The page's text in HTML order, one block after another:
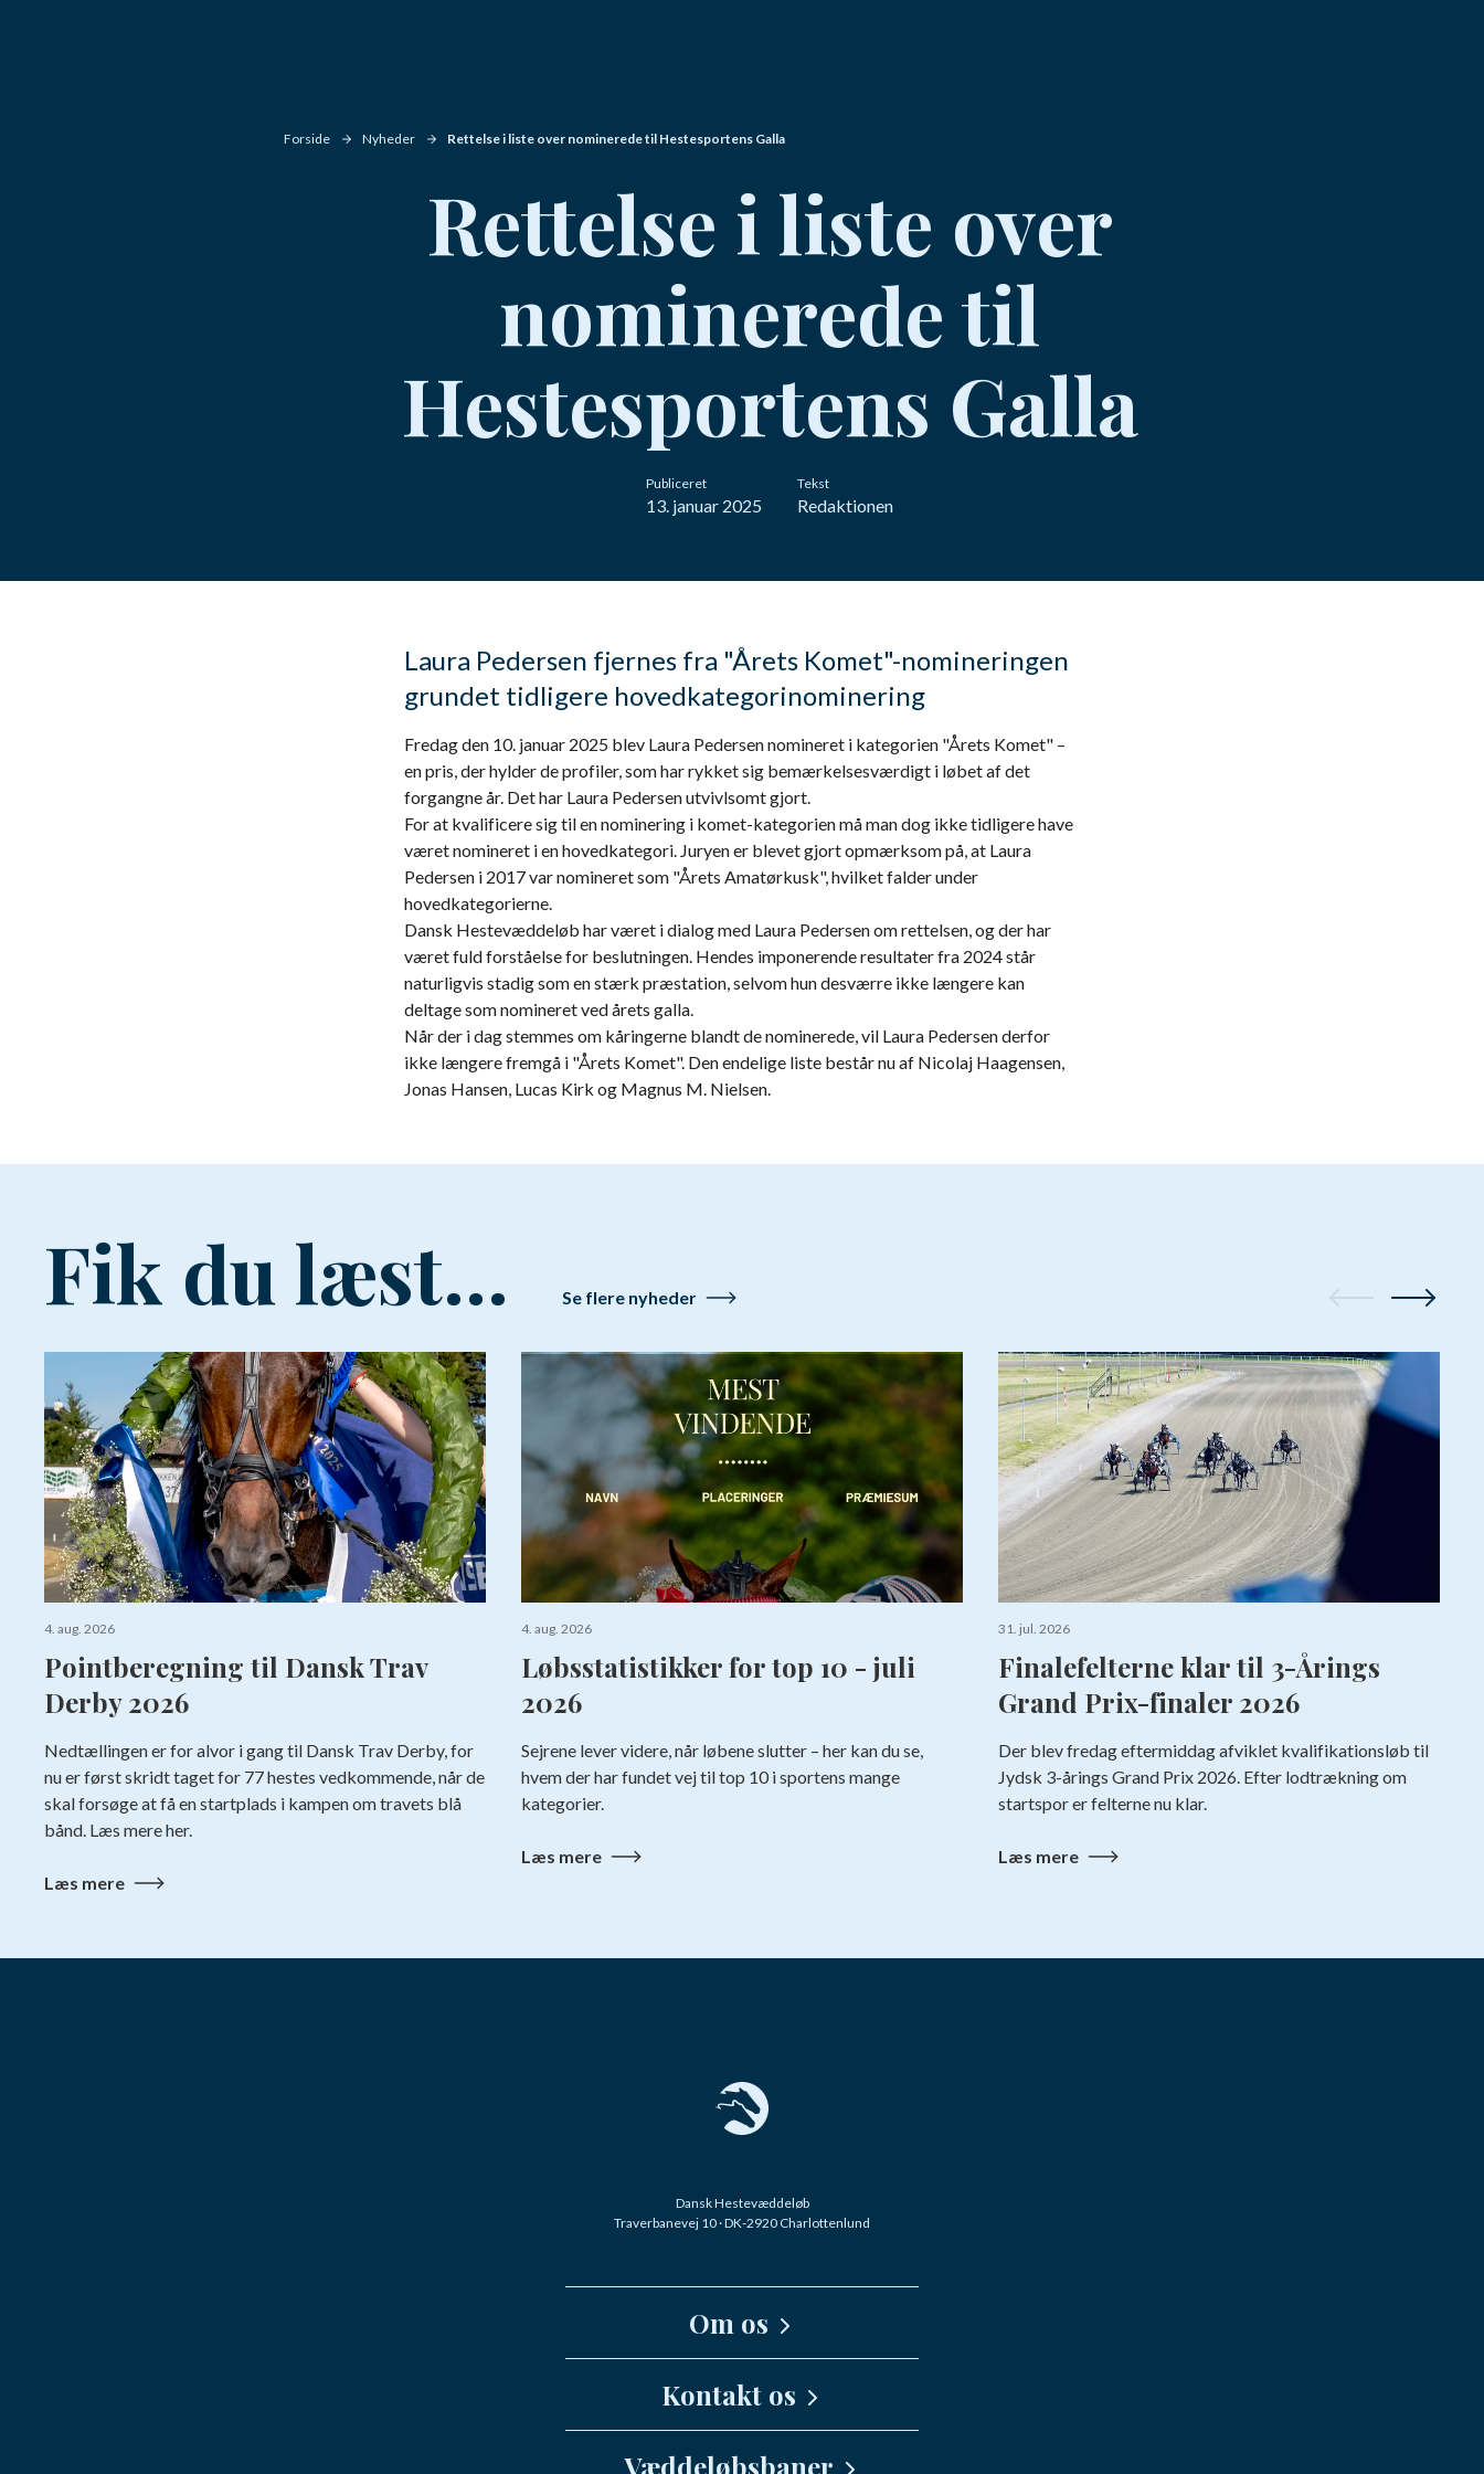
Forside Nyheder Rettelse i liste over nominerede til Hestesportens Galla
Rettelse i liste over
nominerede til
Hestesportens Galla
Publiceret
13. januar 2025
Tekst
Redaktionen
Laura Pedersen fjernes fra "Årets Komet"-nomineringen
grundet tidligere hovedkategorinominering
Fredag den 10. januar 2025 blev Laura Pedersen nomineret i kategorien "Årets Komet" –
en pris, der hylder de profiler, som har rykket sig bemærkelsesværdigt i løbet af det
forgangne år. Det har Laura Pedersen utvivlsomt gjort.
For at kvalificere sig til en nominering i komet-kategorien må man dog ikke tidligere have
været nomineret i en hovedkategori. Juryen er blevet gjort opmærksom på, at Laura
Pedersen i 2017 var nomineret som "Årets Amatørkusk", hvilket falder under
hovedkategorierne.
Dansk Hestevæddeløb har været i dialog med Laura Pedersen om rettelsen, og der har
været fuld forståelse for beslutningen. Hendes imponerende resultater fra 2024 står
naturligvis stadig som en stærk præstation, selvom hun desværre ikke længere kan
deltage som nomineret ved årets galla.
Når der i dag stemmes om kåringerne blandt de nominerede, vil Laura Pedersen derfor
ikke længere fremgå i "Årets Komet". Den endelige liste består nu af Nicolaj Haagensen,
Jonas Hansen, Lucas Kirk og Magnus M. Nielsen.
Fik du læst... Se flere nyheder
4. aug. 2026
Pointberegning til Dansk Trav
Derby 2026
Nedtællingen er for alvor i gang til Dansk Trav Derby, for
nu er først skridt taget for 77 hestes vedkommende, når de
skal forsøge at få en startplads i kampen om travets blå
bånd. Læs mere her.
Læs mere
4. aug. 2026
Løbsstatistikker for top 10 - juli
2026
Sejrene lever videre, når løbene slutter – her kan du se,
hvem der har fundet vej til top 10 i sportens mange
kategorier.
Læs mere
31. jul. 2026
Finalefelterne klar til 3-Årings
Grand Prix-finaler 2026
Der blev fredag eftermiddag afviklet kvalifikationsløb til
Jydsk 3-årings Grand Prix 2026. Efter lodtrækning om
startspor er felterne nu klar.
Læs mere
Dansk Hestevæddeløb
Traverbanevej 10 · DK-2920 Charlottenlund
Om os
Kontakt os
Væddeløbsbaner